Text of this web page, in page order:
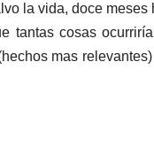
la vida, doce
tantas cosas
mas